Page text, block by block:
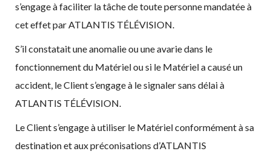
s’engage à faciliter la tâche de toute personne mandatée à
cet effet par ATLANTIS TÉLÉVISION.
S’il constatait une anomalie ou une avarie dans le
fonctionnement du Matériel ou si le Matériel a causé un
accident, le Client s’engage à le signaler sans délai à
ATLANTIS TÉLÉVISION.
Le Client s’engage à utiliser le Matériel conformément à sa
destination et aux préconisations d’ATLANTIS